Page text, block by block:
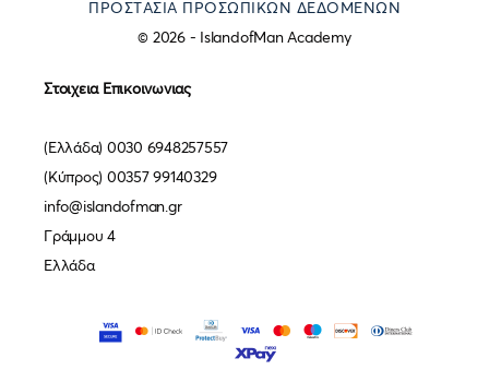
ΠΡΟΣΤΑΣΊΑ ΠΡΟΣΩΠΙΚΏΝ ΔΕΔΟΜΈΝΩΝ
© 2026 - IslandofMan Academy
Στοιχεια Επικοινωνιας
(Ελλάδα) 0030 6948257557
(Κύπρος) 00357 99140329
info@islandofman.gr
Γράμμου 4
Ελλάδα